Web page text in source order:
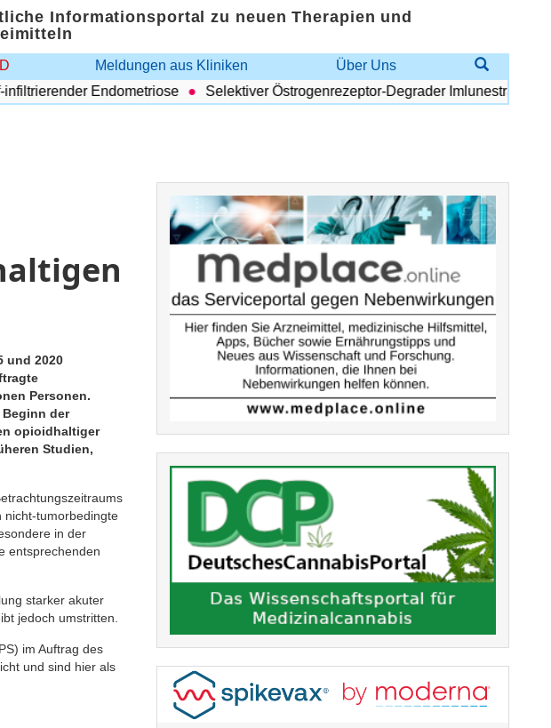
Informationsportal zu neuen Therapien und
Meldungen aus Kliniken
Über Uns
Endometriose Selektiver Östrogenrezeptor-Degrader Imlunestrant:
und 2020
Personen.
Beginn der
opioidhaltiger
Studien,
nicht-tumorbedingte
in der
entsprechenden
starker akuter
jedoch umstritten.
im Auftrag des
und sind hier als